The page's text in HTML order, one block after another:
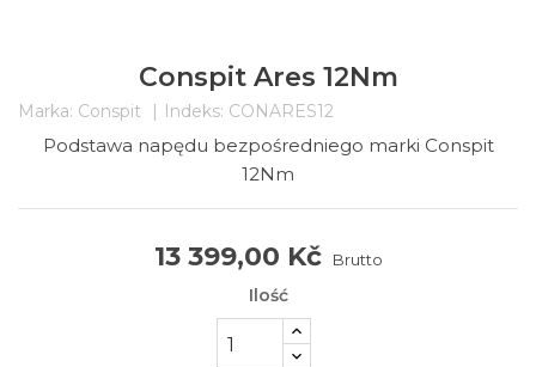
Conspit Ares 12Nm
Marka: Conspit Indeks: CONARES12
Podstawa napędu bezpośredniego marki Conspit
12Nm
13 399,00 Kč Brutto
Ilość